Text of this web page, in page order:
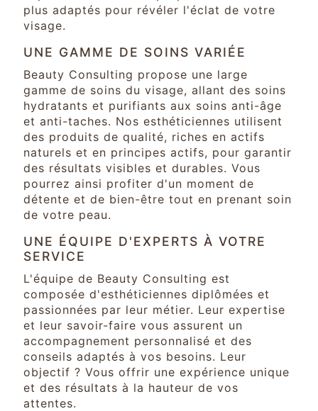
plus adaptés pour révéler l'éclat de votre
visage.
UNE GAMME DE SOINS VARIÉE
Beauty Consulting propose une large
gamme de soins du visage, allant des soins
hydratants et purifiants aux soins anti-âge
et anti-taches. Nos esthéticiennes utilisent
des produits de qualité, riches en actifs
naturels et en principes actifs, pour garantir
des résultats visibles et durables. Vous
pourrez ainsi profiter d'un moment de
détente et de bien-être tout en prenant soin
de votre peau.
UNE ÉQUIPE D'EXPERTS À VOTRE
SERVICE
L'équipe de Beauty Consulting est
composée d'esthéticiennes diplômées et
passionnées par leur métier. Leur expertise
et leur savoir-faire vous assurent un
accompagnement personnalisé et des
conseils adaptés à vos besoins. Leur
objectif ? Vous offrir une expérience unique
et des résultats à la hauteur de vos
attentes.